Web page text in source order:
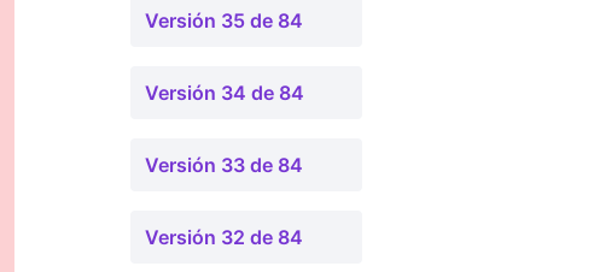
Versión 35 de 84
Versión 34 de 84
Versión 33 de 84
Versión 32 de 84